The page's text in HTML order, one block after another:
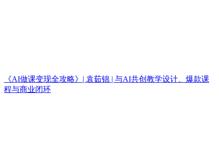
《AI做课变现全攻略》| 袁茹锦 | 与AI共创教学设计、爆款课
程与商业闭环